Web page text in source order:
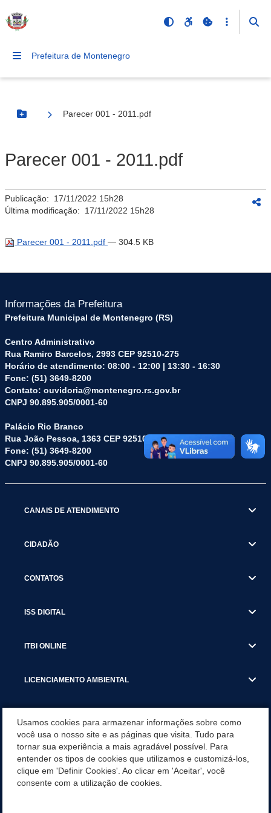
Prefeitura de Montenegro
Botão Menu
Parecer 001 - 2011.pdf
Parecer 001 - 2011.pdf
Publicação: 17/11/2022 15h28
Última modificação: 17/11/2022 15h28
Parecer 001 - 2011.pdf — 304.5 KB
Informações da Prefeitura
Prefeitura Municipal de Montenegro (RS)
Centro Administrativo
Rua Ramiro Barcelos, 2993 CEP 92510-275
Horário de atendimento: 08:00 - 12:00 | 13:30 - 16:30
Fone: (51) 3649-8200
Contato: ouvidoria@montenegro.rs.gov.br
CNPJ 90.895.905/0001-60
Palácio Rio Branco
Rua João Pessoa, 1363 CEP 92510-045
Fone: (51) 3649-8200
CNPJ 90.895.905/0001-60
CANAIS DE ATENDIMENTO
CIDADÃO
CONTATOS
ISS DIGITAL
ITBI ONLINE
LICENCIAMENTO AMBIENTAL
SERVIÇOS
SERVIÇOS DO DEPARTAMENTO DE RECEITA MUNICIPAL
Usamos cookies para armazenar informações sobre como
você usa o nosso site e as páginas que visita. Tudo para
tornar sua experiência a mais agradável possível. Para
entender os tipos de cookies que utilizamos e customizá-los,
clique em 'Definir Cookies'. Ao clicar em 'Aceitar', você
consente com a utilização de cookies.